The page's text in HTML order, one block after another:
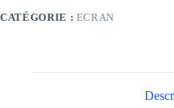
CATÉGORIE : ECRAN